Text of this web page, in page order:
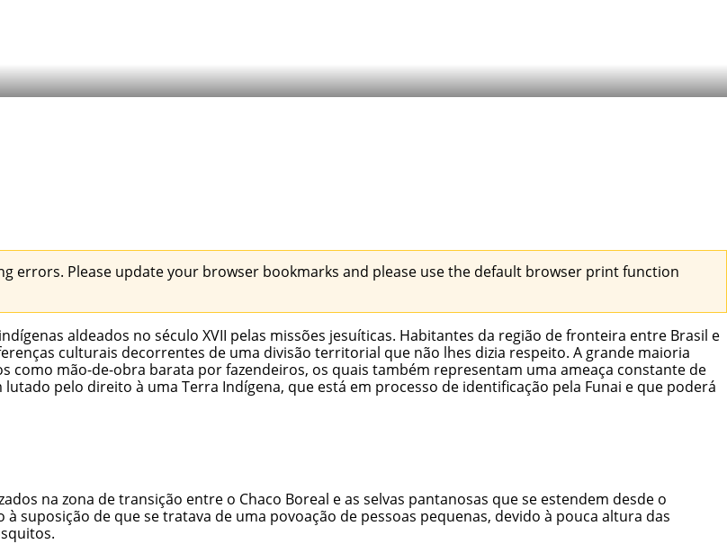
errors. Please update your browser bookmarks and please use the default browser print function
aldeados no século XVII pelas missões jesuíticas. Habitantes da região de fronteira entre Brasil e
culturais decorrentes de uma divisão territorial que não lhes dizia respeito. A grande maioria
como mão-de-obra barata por fazendeiros, os quais também representam uma ameaça constante de
pelo direito à uma Terra Indígena, que está em processo de identificação pela Funai e que poderá
na zona de transição entre o Chaco Boreal e as selvas pantanosas que se estendem desde o
suposição de que se tratava de uma povoação de pessoas pequenas, devido à pouca altura das